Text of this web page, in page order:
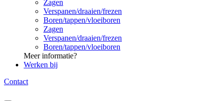
Zagen
Verspanen/draaien/frezen
Boren/tappen/vloeiboren
Zagen
Verspanen/draaien/frezen
Boren/tappen/vloeiboren
Meer informatie?
Werken bij
Contact